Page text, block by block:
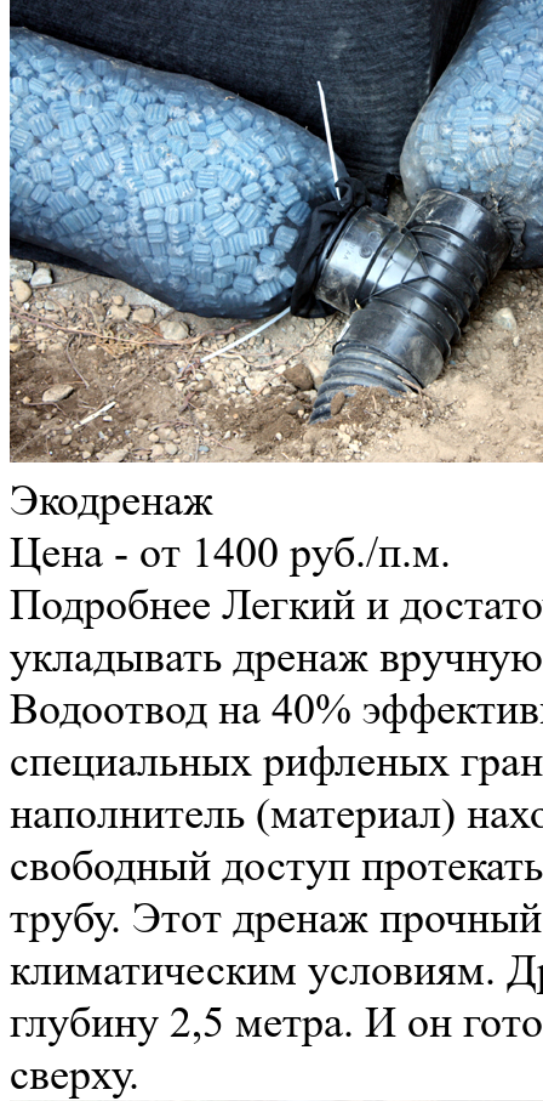
Экодренаж
Цена - от 1400 руб./п.м.
Подробнее Легкий и
укладывать дренаж
Водоотвод на 40%
специальных рифленых
наполнитель (материал)
свободный доступ
трубу. Этот дренаж
климатическим условиям.
глубину 2,5 метра. И он
сверху.